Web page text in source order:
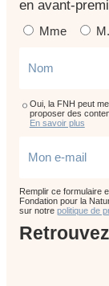
en avant-
Mme M.
Oui, la FNH peut
proposer des
En savoir plus
Remplir ce formulaire
Fondation pour la
sur notre politique de